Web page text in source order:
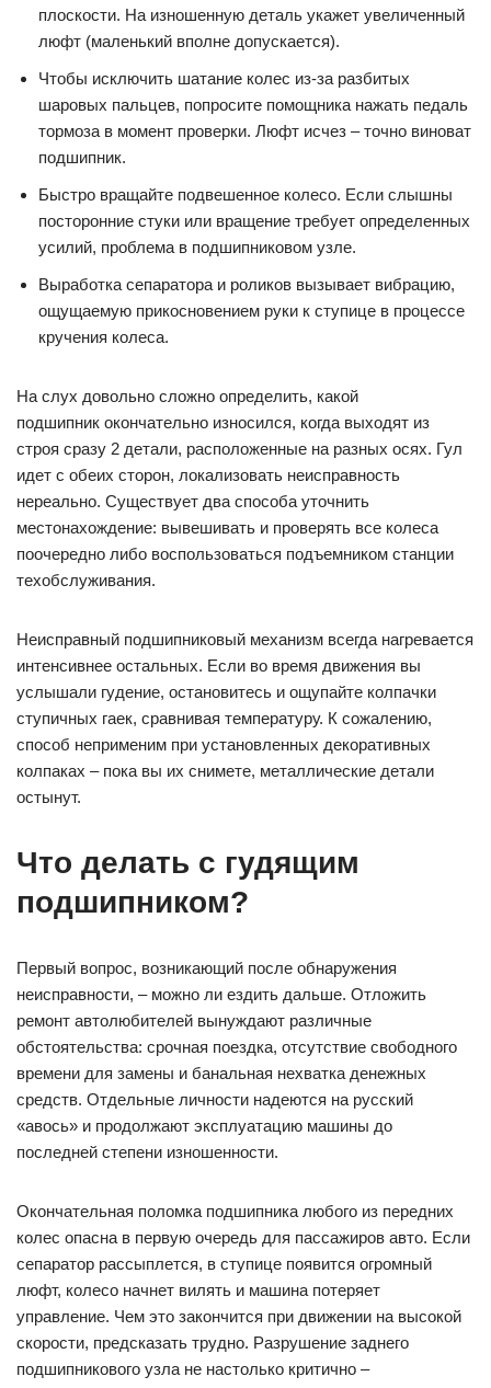
плоскости. На изношенную деталь укажет увеличенный
люфт (маленький вполне допускается).
Чтобы исключить шатание колес из-за разбитых
шаровых пальцев, попросите помощника нажать педаль
тормоза в момент проверки. Люфт исчез – точно виноват
подшипник.
Быстро вращайте подвешенное колесо. Если слышны
посторонние стуки или вращение требует определенных
усилий, проблема в подшипниковом узле.
Выработка сепаратора и роликов вызывает вибрацию,
ощущаемую прикосновением руки к ступице в процессе
кручения колеса.
На слух довольно сложно определить, какой
подшипник окончательно износился, когда выходят из
строя сразу 2 детали, расположенные на разных осях. Гул
идет с обеих сторон, локализовать неисправность
нереально. Существует два способа уточнить
местонахождение: вывешивать и проверять все колеса
поочередно либо воспользоваться подъемником станции
техобслуживания.
Неисправный подшипниковый механизм всегда нагревается
интенсивнее остальных. Если во время движения вы
услышали гудение, остановитесь и ощупайте колпачки
ступичных гаек, сравнивая температуру. К сожалению,
способ неприменим при установленных декоративных
колпаках – пока вы их снимете, металлические детали
остынут.
Что делать с гудящим
подшипником?
Первый вопрос, возникающий после обнаружения
неисправности, – можно ли ездить дальше. Отложить
ремонт автолюбителей вынуждают различные
обстоятельства: срочная поездка, отсутствие свободного
времени для замены и банальная нехватка денежных
средств. Отдельные личности надеются на русский
«авось» и продолжают эксплуатацию машины до
последней степени изношенности.
Окончательная поломка подшипника любого из передних
колес опасна в первую очередь для пассажиров авто. Если
сепаратор рассыплется, в ступице появится огромный
люфт, колесо начнет вилять и машина потеряет
управление. Чем это закончится при движении на высокой
скорости, предсказать трудно. Разрушение заднего
подшипникового узла не настолько критично –